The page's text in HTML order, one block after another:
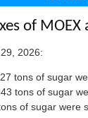
of
2026:
tons of sugar
tons of sugar
of sugar were